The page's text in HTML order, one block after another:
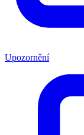
Upozornění